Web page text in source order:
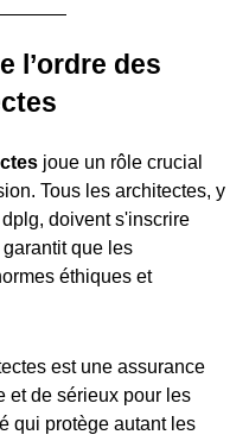
l’ordre des
joue un rôle crucial
Tous les architectes, y
doivent s'inscrire
que les
éthiques et
est une assurance
et de sérieux pour les
qui protège autant les